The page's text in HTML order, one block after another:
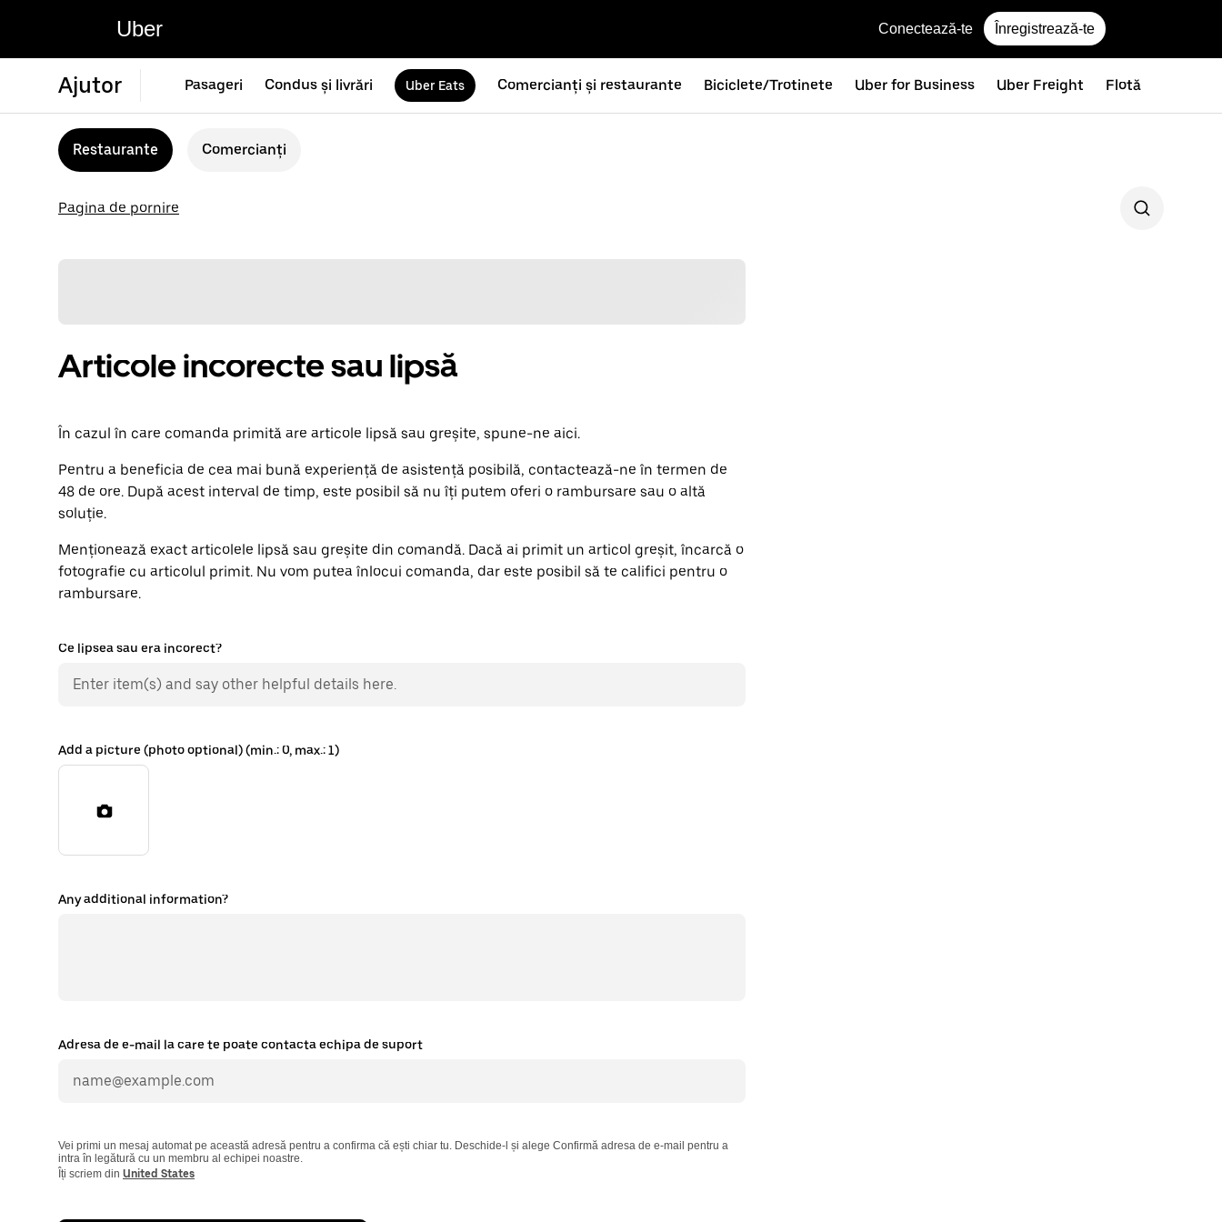
Uber Conectează-te Înregistrează-te
Ajutor Pasageri Condus și livrări Uber Eats Comercianți și restaurante Biciclete/Trotinete Uber for Business Uber Freight Flotă
Restaurante Comercianți
Pagina de pornire
Articole incorecte sau lipsă
În cazul în care comanda primită are articole lipsă sau greșite, spune-ne aici.
Pentru a beneficia de cea mai bună experiență de asistență posibilă, contactează-ne în termen de
48 de ore. După acest interval de timp, este posibil să nu îți putem oferi o rambursare sau o altă
soluție.
Menționează exact articolele lipsă sau greșite din comandă. Dacă ai primit un articol greșit, încarcă o
fotografie cu articolul primit. Nu vom putea înlocui comanda, dar este posibil să te califici pentru o
rambursare.
Ce lipsea sau era incorect?
Add a picture (photo optional) (min.: 0, max.: 1)
Any additional information?
Adresa de e-mail la care te poate contacta echipa de suport
Vei primi un mesaj automat pe această adresă pentru a confirma că ești chiar tu. Deschide-l și alege Confirmă adresa de e-mail pentru a
intra în legătură cu un membru al echipei noastre.
Îți scriem din United States